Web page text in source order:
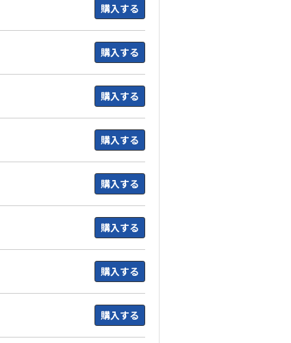
購入する
購入する
購入する
購入する
購入する
購入する
購入する
購入する